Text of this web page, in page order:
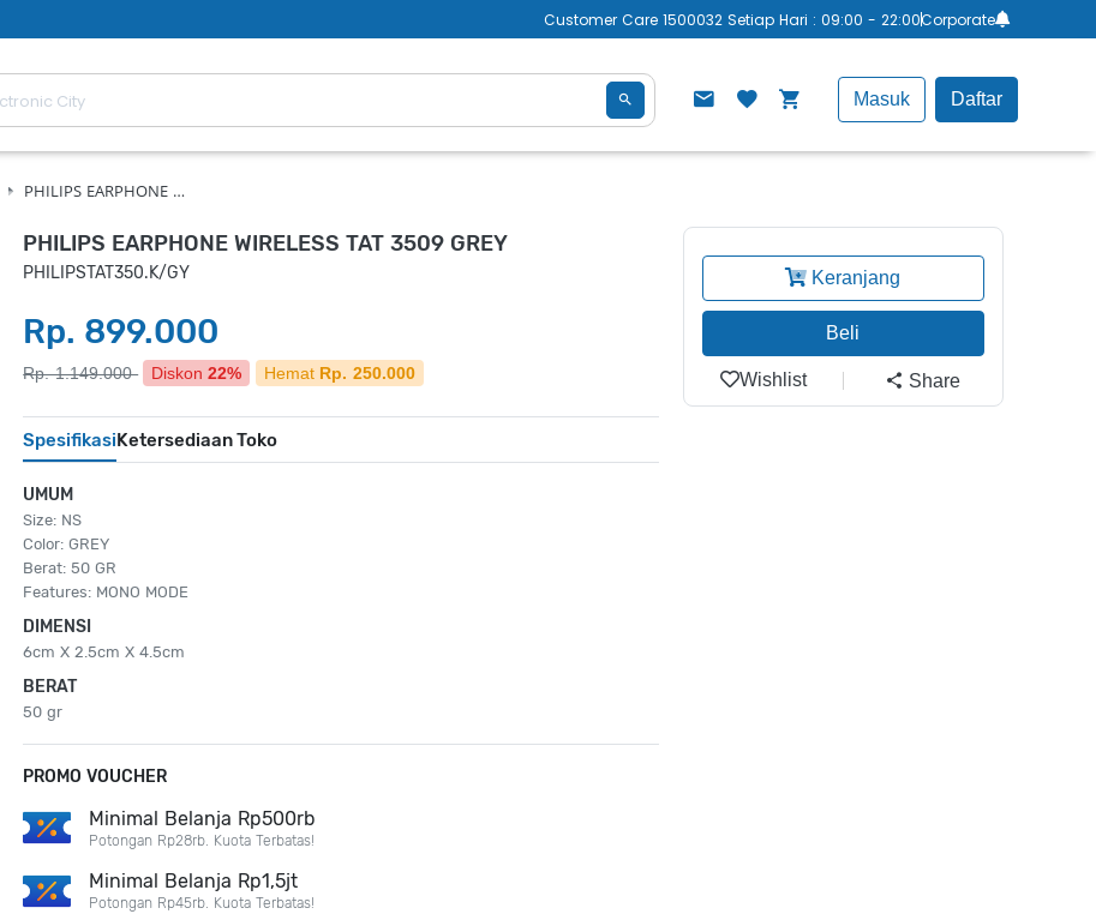
Customer Care 1500032 Setiap Hari : 09:00 - 22:00Corporate
Masuk Daftar
PHILIPS EARPHONE …
PHILIPS EARPHONE WIRELESS TAT 3509 GREY
PHILIPSTAT350.K/GY
Rp. 899.000
Rp. 1.149.000 Diskon 22% Hemat Rp. 250.000
SpesifikasiKetersediaan Toko
UMUM
Size: NS
Color: GREY
Berat: 50 GR
Features: MONO MODE
DIMENSI
6cm X 2.5cm X 4.5cm
BERAT
50 gr
PROMO VOUCHER
Minimal Belanja Rp500rb
Potongan Rp28rb. Kuota Terbatas!
Minimal Belanja Rp1,5jt
Potongan Rp45rb. Kuota Terbatas!
Keranjang
Beli
Wishlist Share